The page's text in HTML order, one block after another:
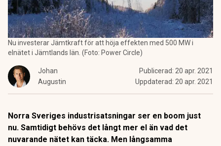
Nu investerar Jämtkraft för att höja effekten med 500 MW i
elnätet i Jämtlands län. (Foto: Power Circle)
Johan
Augustin
Publicerad: 20 apr. 2021
Uppdaterad: 20 apr. 2021
Norra Sveriges industrisatsningar ser en boom just
nu. Samtidigt behövs det långt mer el än vad det
nuvarande nätet kan täcka. Men långsamma